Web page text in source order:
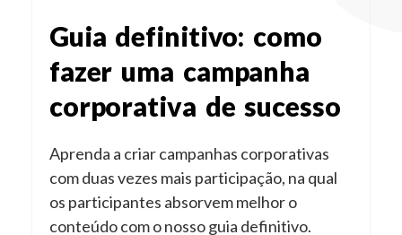
Guia definitivo: como
fazer uma campanha
corporativa de sucesso
Aprenda a criar campanhas corporativas
com duas vezes mais participação, na qual
os participantes absorvem melhor o
conteúdo com o nosso guia definitivo.